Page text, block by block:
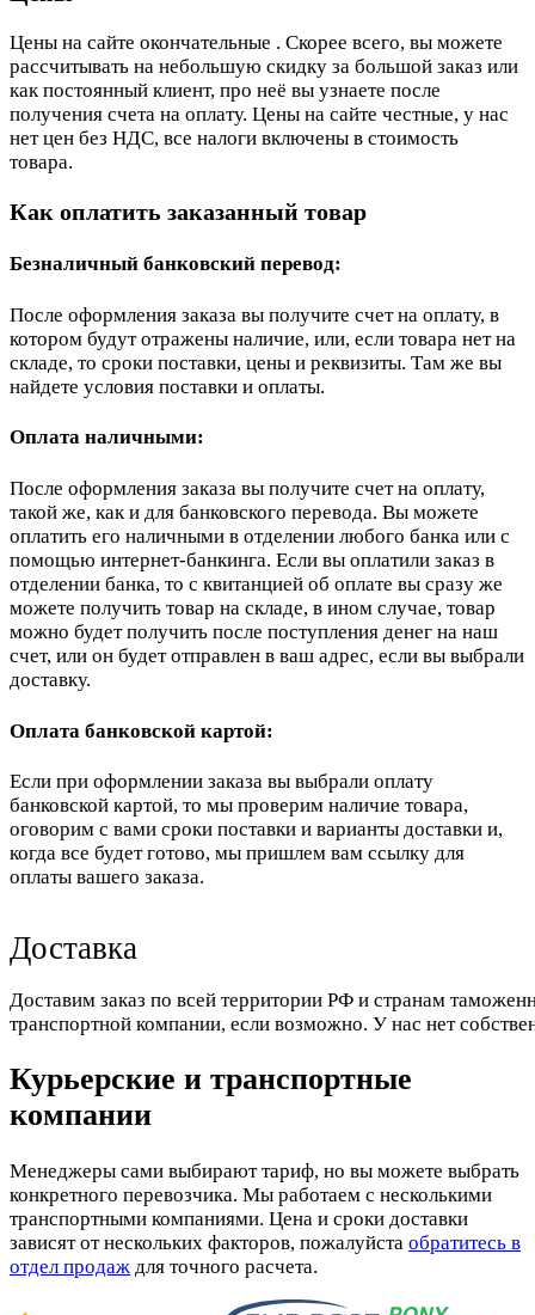
Цены на сайте окончательные . Скорее всего, вы можете
рассчитывать на небольшую скидку за большой заказ или
как постоянный клиент, про неё вы узнаете после
получения счета на оплату. Цены на сайте честные, у нас
нет цен без НДС, все налоги включены в стоимость
товара.
Как оплатить заказанный товар
Безналичный банковский перевод:
После оформления заказа вы получите счет на оплату, в
котором будут отражены наличие, или, если товара нет на
складе, то сроки поставки, цены и реквизиты. Там же вы
найдете условия поставки и оплаты.
Оплата наличными:
После оформления заказа вы получите счет на оплату,
такой же, как и для банковского перевода. Вы можете
оплатить его наличными в отделении любого банка или с
помощью интернет-банкинга. Если вы оплатили заказ в
отделении банка, то с квитанцией об оплате вы сразу же
можете получить товар на складе, в ином случае, товар
можно будет получить после поступления денег на наш
счет, или он будет отправлен в ваш адрес, если вы выбрали
доставку.
Оплата банковской картой:
Если при оформлении заказа вы выбрали оплату
банковской картой, то мы проверим наличие товара,
оговорим с вами сроки поставки и варианты доставки и,
когда все будет готово, мы пришлем вам ссылку для
оплаты вашего заказа.
Доставка
Доставим заказ по всей территории РФ и странам
транспортной компании, если возможно. У нас нет
Курьерские и транспортные
компании
Менеджеры сами выбирают тариф, но вы можете выбрать
конкретного перевозчика. Мы работаем с несколькими
транспортными компаниями. Цена и сроки доставки
зависят от нескольких факторов, пожалуйста обратитесь в
отдел продаж для точного расчета.